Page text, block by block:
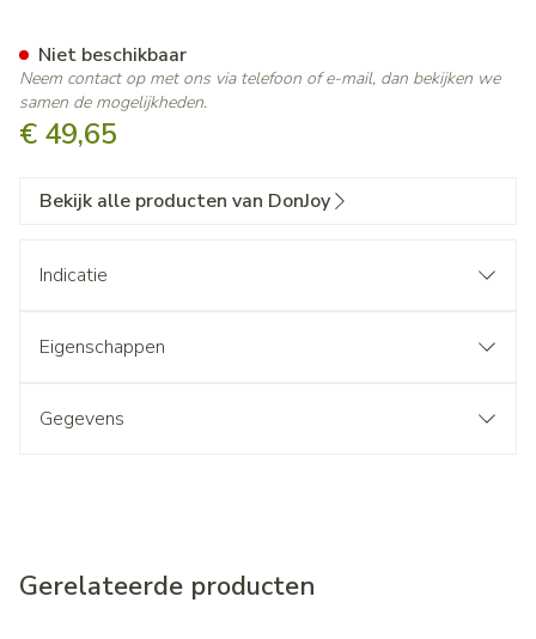
€ 49,65
Niet beschikbaar
Neem contact op met ons via telefoon of e-mail, dan bekijken we
samen de mogelijkheden.
Bekijk alle producten van DonJoy
Indicatie
Eigenschappen
Gegevens
Gerelateerde producten